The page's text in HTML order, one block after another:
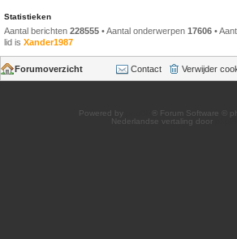
Statistieken
Aantal berichten 228555 • Aantal onderwerpen 17606 •
lid is Xander1987
Forumoverzicht Verwijder
Contact
Powered by
® Forum Software ©
Nederlandse vertaling door